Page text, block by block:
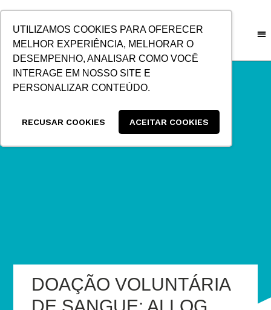
UTILIZAMOS COOKIES PARA OFERECER
MELHOR EXPERIÊNCIA, MELHORAR O
DESEMPENHO, ANALISAR COMO VOCÊ
INTERAGE EM NOSSO SITE E
PERSONALIZAR CONTEÚDO.
RECUSAR COOKIES ACEITAR COOKIES
CONTEÚDO
DOAÇÃO VOLUNTÁRIA
DE SANGUE: ALLOG